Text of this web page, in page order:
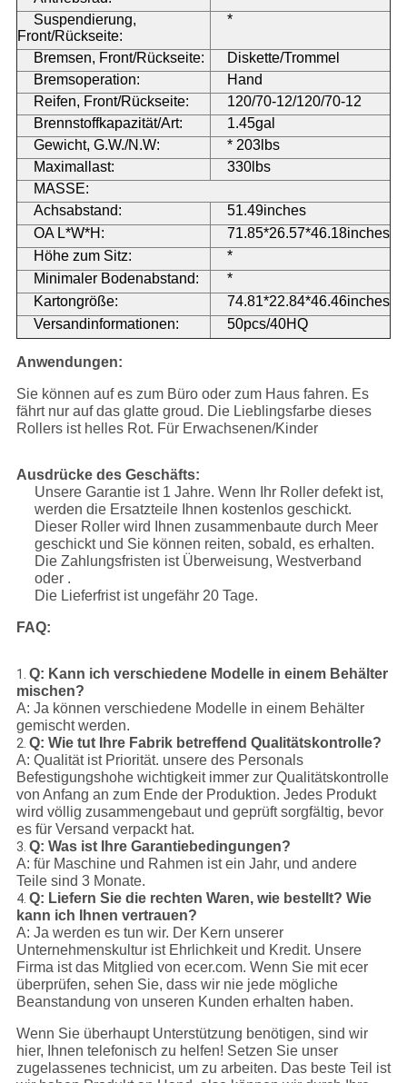
Suspendierung,
Front/Rückseite:
*
Bremsen, Front/Rückseite:
Diskette/Trommel
Bremsoperation:
Hand
Reifen, Front/Rückseite:
120/70-12/120/70-12
Brennstoffkapazität/Art:
1.45gal
Gewicht, G.W./N.W:
* 203lbs
Maximallast:
330lbs
MASSE:
Achsabstand:
51.49inches
OA L*W*H:
71.85*26.57*46.18inches
Höhe zum Sitz:
*
Minimaler Bodenabstand:
*
Kartongröße:
74.81*22.84*46.46inches
Versandinformationen:
50pcs/40HQ
Anwendungen:
Sie können auf es zum Büro oder zum Haus fahren. Es
fährt nur auf das glatte groud. Die Lieblingsfarbe dieses
Rollers ist helles Rot. Für Erwachsenen/Kinder
Ausdrücke des Geschäfts:
Unsere Garantie ist 1 Jahre. Wenn Ihr Roller defekt ist,
werden die Ersatzteile Ihnen kostenlos geschickt.
Dieser Roller wird Ihnen zusammenbaute durch Meer
geschickt und Sie können reiten, sobald, es erhalten.
Die Zahlungsfristen ist Überweisung, Westverband
oder .
Die Lieferfrist ist ungefähr 20 Tage.
FAQ:
1. Q: Kann ich verschiedene Modelle in einem Behälter
mischen?
A: Ja können verschiedene Modelle in einem Behälter
gemischt werden.
2. Q: Wie tut Ihre Fabrik betreffend Qualitätskontrolle?
A: Qualität ist Priorität. unsere des Personals
Befestigungshohe wichtigkeit immer zur Qualitätskontrolle
von Anfang an zum Ende der Produktion. Jedes Produkt
wird völlig zusammengebaut und geprüft sorgfältig, bevor
es für Versand verpackt hat.
3. Q: Was ist Ihre Garantiebedingungen?
A: für Maschine und Rahmen ist ein Jahr, und andere
Teile sind 3 Monate.
4. Q: Liefern Sie die rechten Waren, wie bestellt? Wie
kann ich Ihnen vertrauen?
A: Ja werden es tun wir. Der Kern unserer
Unternehmenskultur ist Ehrlichkeit und Kredit. Unsere
Firma ist das Mitglied von ecer.com. Wenn Sie mit ecer
überprüfen, sehen Sie, dass wir nie jede mögliche
Beanstandung von unseren Kunden erhalten haben.
Wenn Sie überhaupt Unterstützung benötigen, sind wir
hier, Ihnen telefonisch zu helfen! Setzen Sie unser
zugelassenes technicist, um zu arbeiten. Das beste Teil ist